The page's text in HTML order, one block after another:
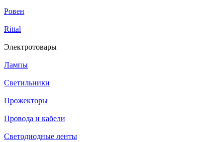
Ровен
Rittal
Электротовары
Лампы
Светильники
Прожекторы
Провода и кабели
Светодиодные ленты